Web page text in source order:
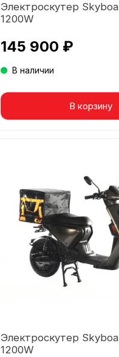
Электроскутер
1200W
145 900 ₽
В наличии
В корзину
Электроскутер
1200W